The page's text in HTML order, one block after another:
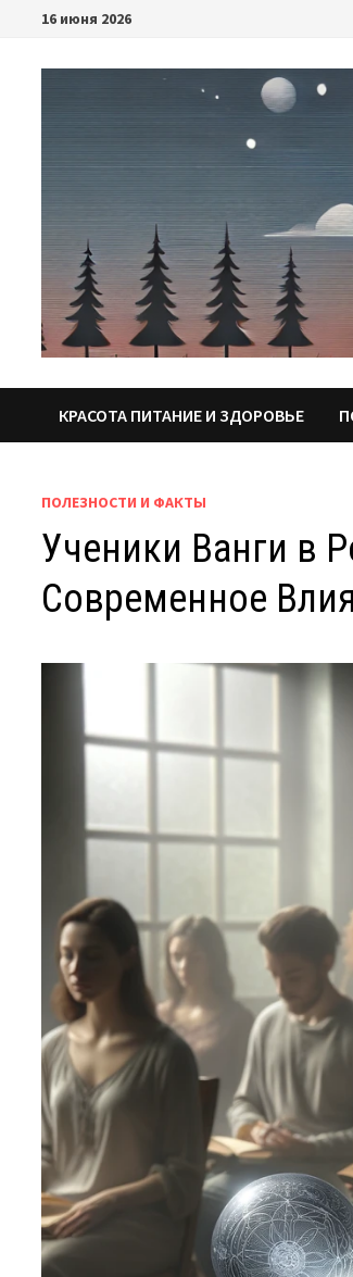
Перейти
содержимому
16 июня 2026
КРАСОТА ПИТАНИЕ И ЗДОРОВЬЕ
ПОЛЕЗНОСТИ И ФАКТЫ
Ученики Ванги в
Современное